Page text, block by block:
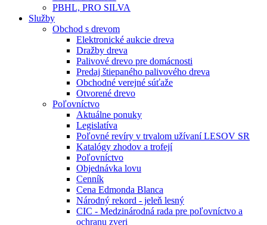
PBHL, PRO SILVA
Služby
Obchod s drevom
Elektronické aukcie dreva
Dražby dreva
Palivové drevo pre domácnosti
Predaj štiepaného palivového dreva
Obchodné verejné súťaže
Otvorené drevo
Poľovníctvo
Aktuálne ponuky
Legislatíva
Poľovné revíry v trvalom užívaní LESOV SR
Katalógy zhodov a trofejí
Poľovníctvo
Objednávka lovu
Cenník
Cena Edmonda Blanca
Národný rekord - jeleň lesný
CIC - Medzinárodná rada pre poľovníctvo a
ochranu zveri